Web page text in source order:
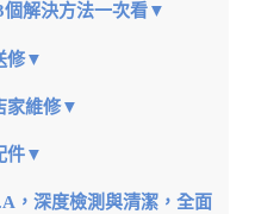
個解決方法一次看▼
修▼
家維修▼
件▼
，深度檢測與清潔，全面